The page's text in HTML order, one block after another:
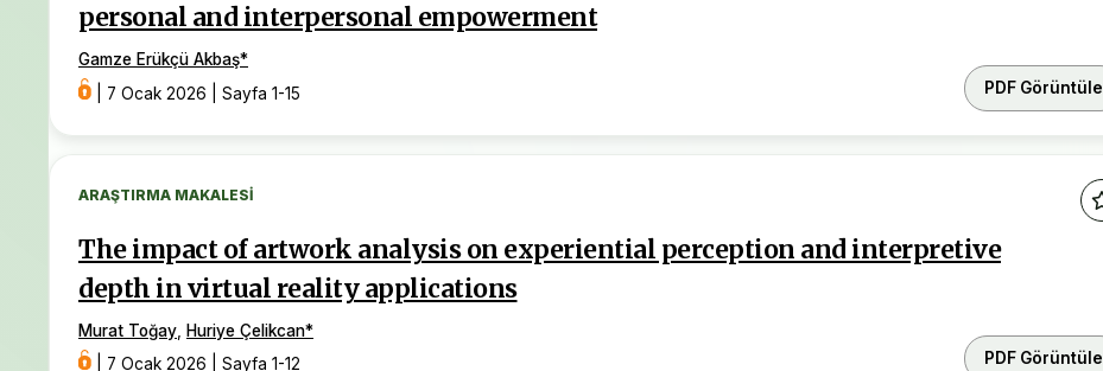
personal and interpersonal empowerment
Gamze Erükçü Akbaş*
7 Ocak 2026 Sayfa 1-15 PDF Görüntüle
ARAŞTIRMA MAKALESI
The impact of artwork analysis on experiential perception and interpretive
depth in virtual reality applications
Murat Toğay Huriye Çelikcan*
7 Ocak 2026 Sayfa 1-12 PDF Görüntüle